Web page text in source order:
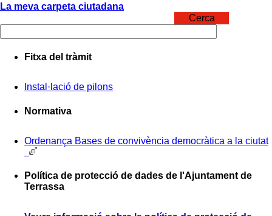
La meva carpeta ciutadana
Cerca
Fitxa del tràmit
Instal·lació de pilons
Normativa
Ordenança Bases de convivència democràtica a la ciutat
Política de protecció de dades de l'Ajuntament de
Terrassa